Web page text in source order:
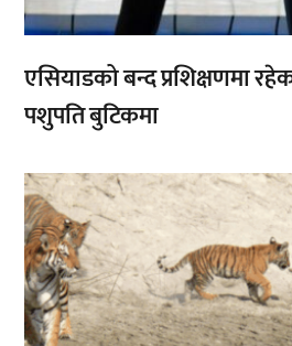
एसियाडको बन्द प्रशिक्षणमा
पशुपति बुटिकमा